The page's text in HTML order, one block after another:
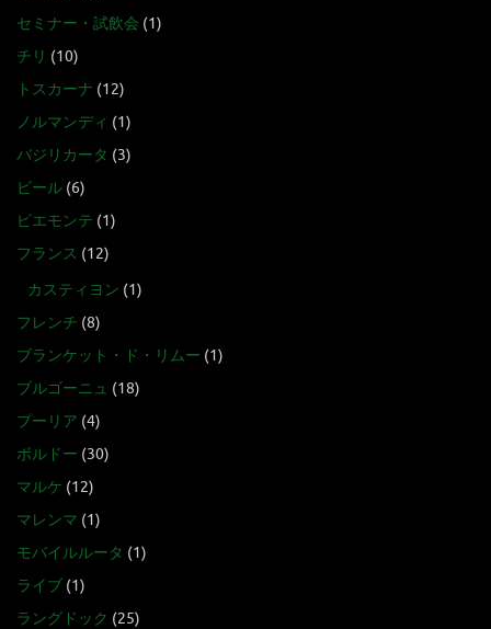
セミナー・試飲会 (1)
チリ (10)
トスカーナ (12)
ノルマンディ (1)
バジリカータ (3)
ビール (6)
ピエモンテ (1)
フランス (12)
カスティヨン (1)
フレンチ (8)
ブランケット・ド・リムー (1)
ブルゴーニュ (18)
プーリア (4)
ボルドー (30)
マルケ (12)
マレンマ (1)
モバイルルータ (1)
ライブ (1)
ラングドック (25)